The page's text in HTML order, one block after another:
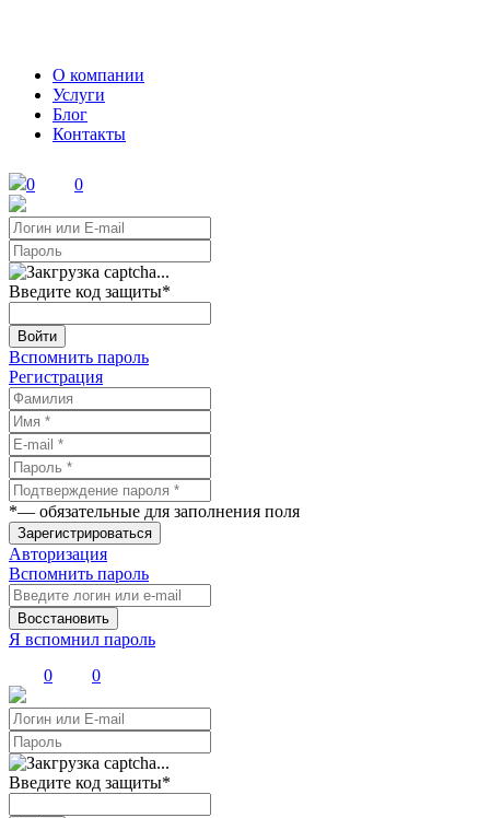
О компании
Услуги
Блог
Контакты
0 0
Введите код защиты*
Войти
Вспомнить пароль
Регистрация
*— обязательные для заполнения поля
Зарегистрироваться
Авторизация
Вспомнить пароль
Восстановить
Я вспомнил пароль
0
0
Введите код защиты*